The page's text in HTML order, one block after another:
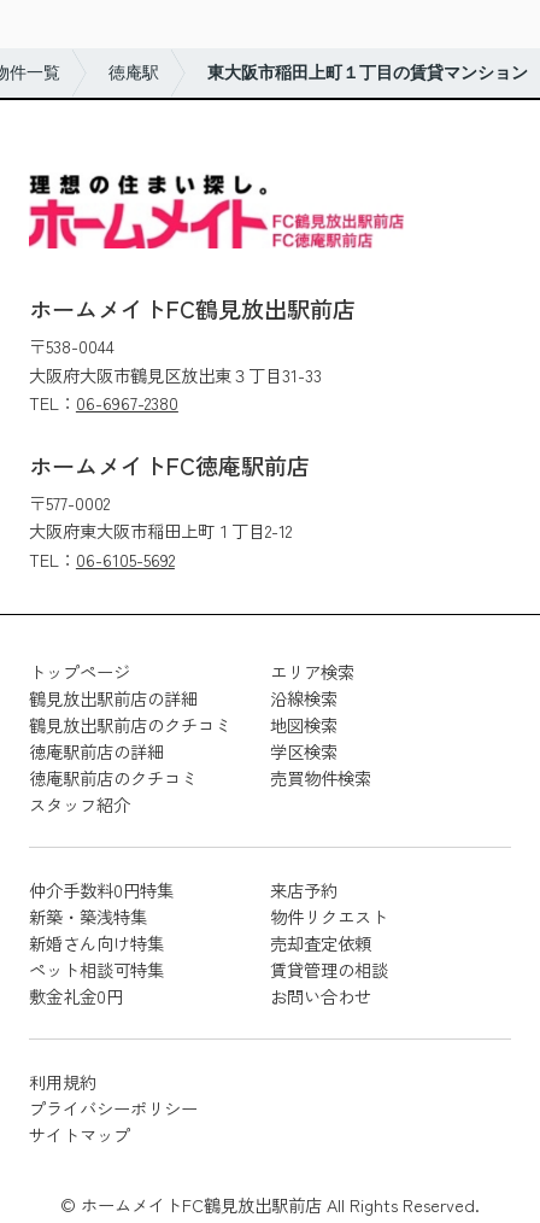
件一覧 徳庵駅 東大阪市稲田上町１丁目の賃貸マンション
ホームメイトFC鶴見放出駅前店
〒538-0044
大阪府大阪市鶴見区放出東３丁目31-33
TEL： 06-6967-2380
ホームメイトFC徳庵駅前店
〒577-0002
大阪府東大阪市稲田上町１丁目2-12
TEL： 06-6105-5692
トップページ
エリア検索
鶴見放出駅前店の詳細
沿線検索
鶴見放出駅前店のクチコミ
地図検索
徳庵駅前店の詳細
学区検索
徳庵駅前店のクチコミ
売買物件検索
スタッフ紹介
仲介手数料0円特集
来店予約
新築・築浅特集
物件リクエスト
新婚さん向け特集
売却査定依頼
ペット相談可特集
賃貸管理の相談
敷金礼金0円
お問い合わせ
利用規約
プライバシーポリシー
サイトマップ
© ホームメイトFC鶴見放出駅前店 All Rights Reserved.